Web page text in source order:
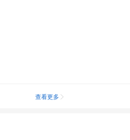
查看更多 